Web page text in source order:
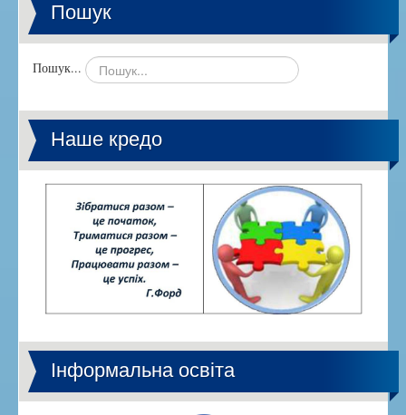
Пошук
Пошук...
Наше кредо
Інформальна освіта